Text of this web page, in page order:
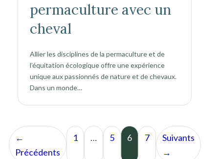
permaculture avec un
cheval
Allier les disciplines de la permaculture et de
l’équitation écologique offre une expérience
unique aux passionnés de nature et de chevaux.
Dans un monde…
←
Précédents
1 … 5 6 7
Suivants
→